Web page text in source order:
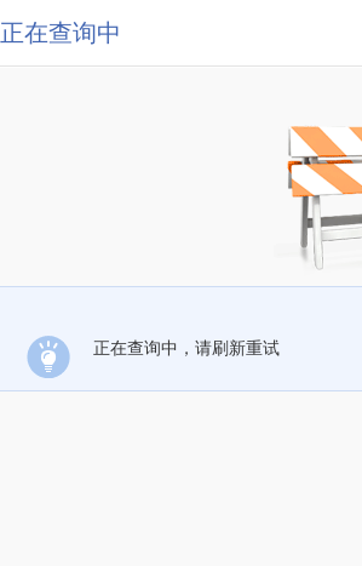
正在查询中
正在查询中，请刷新重试